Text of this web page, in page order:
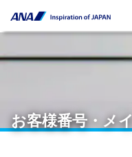
お客様番号・メ